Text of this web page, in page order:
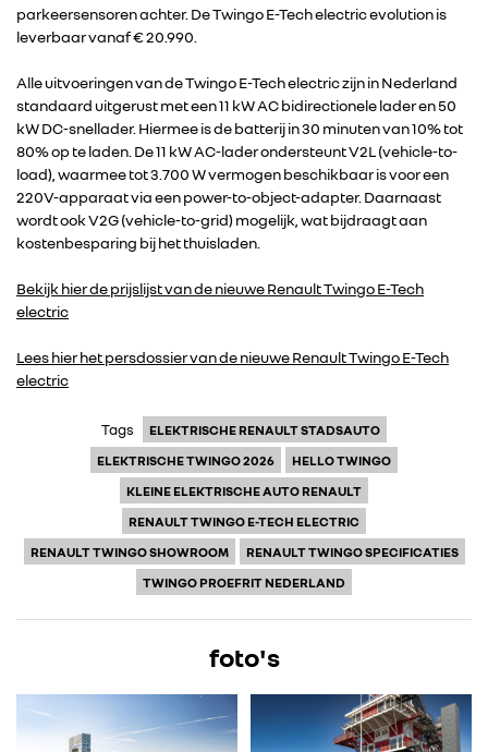
RENAULT
DACIA
ALPINE
FOTO’S & VIDEO’S
parkeersensoren achter. De Twingo E-Tech electric evolution is
leverbaar vanaf € 20.990.
Alle uitvoeringen van de Twingo E-Tech electric zijn in Nederland
standaard uitgerust met een 11 kW AC bidirectionele lader en 50
kW DC-snellader. Hiermee is de batterij in 30 minuten van 10% tot
80% op te laden. De 11 kW AC-lader ondersteunt V2L (vehicle-to-
load), waarmee tot 3.700 W vermogen beschikbaar is voor een
220V-apparaat via een power-to-object-adapter. Daarnaast
wordt ook V2G (vehicle-to-grid) mogelijk, wat bijdraagt aan
kostenbesparing bij het thuisladen.
Bekijk hier de prijslijst van de nieuwe Renault Twingo E-Tech
electric
Lees hier het persdossier van de nieuwe Renault Twingo E-Tech
electric
Tags
ELEKTRISCHE RENAULT STADSAUTO
ELEKTRISCHE TWINGO 2026
HELLO TWINGO
KLEINE ELEKTRISCHE AUTO RENAULT
RENAULT TWINGO E-TECH ELECTRIC
RENAULT TWINGO SHOWROOM
RENAULT TWINGO SPECIFICATIES
TWINGO PROEFRIT NEDERLAND
foto's